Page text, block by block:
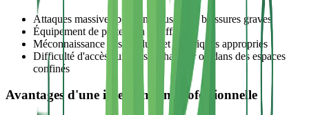
Attaques massives pouvant causer des blessures graves
Équipement de protection insuffisant
Méconnaissance des produits et techniques appropriés
Difficulté d'accès aux nids en hauteur ou dans des espaces
confinés
Avantages d'une intervention professionnelle